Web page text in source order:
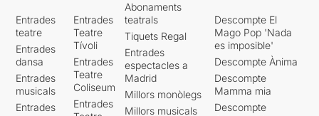
Entrades
teatre
Entrades
dansa
Entrades
musicals
Entrades
Entrades
Teatre
Tívoli
Entrades
Teatre
Coliseum
Entrades
Abonaments
teatrals
Tiquets Regal
Entrades
espectacles a
Madrid
Millors monòlegs
Millors musicals
Descompte El
Mago Pop 'Nada
es imposible'
Descompte Ànima
Descompte
Mamma mia
Descompte